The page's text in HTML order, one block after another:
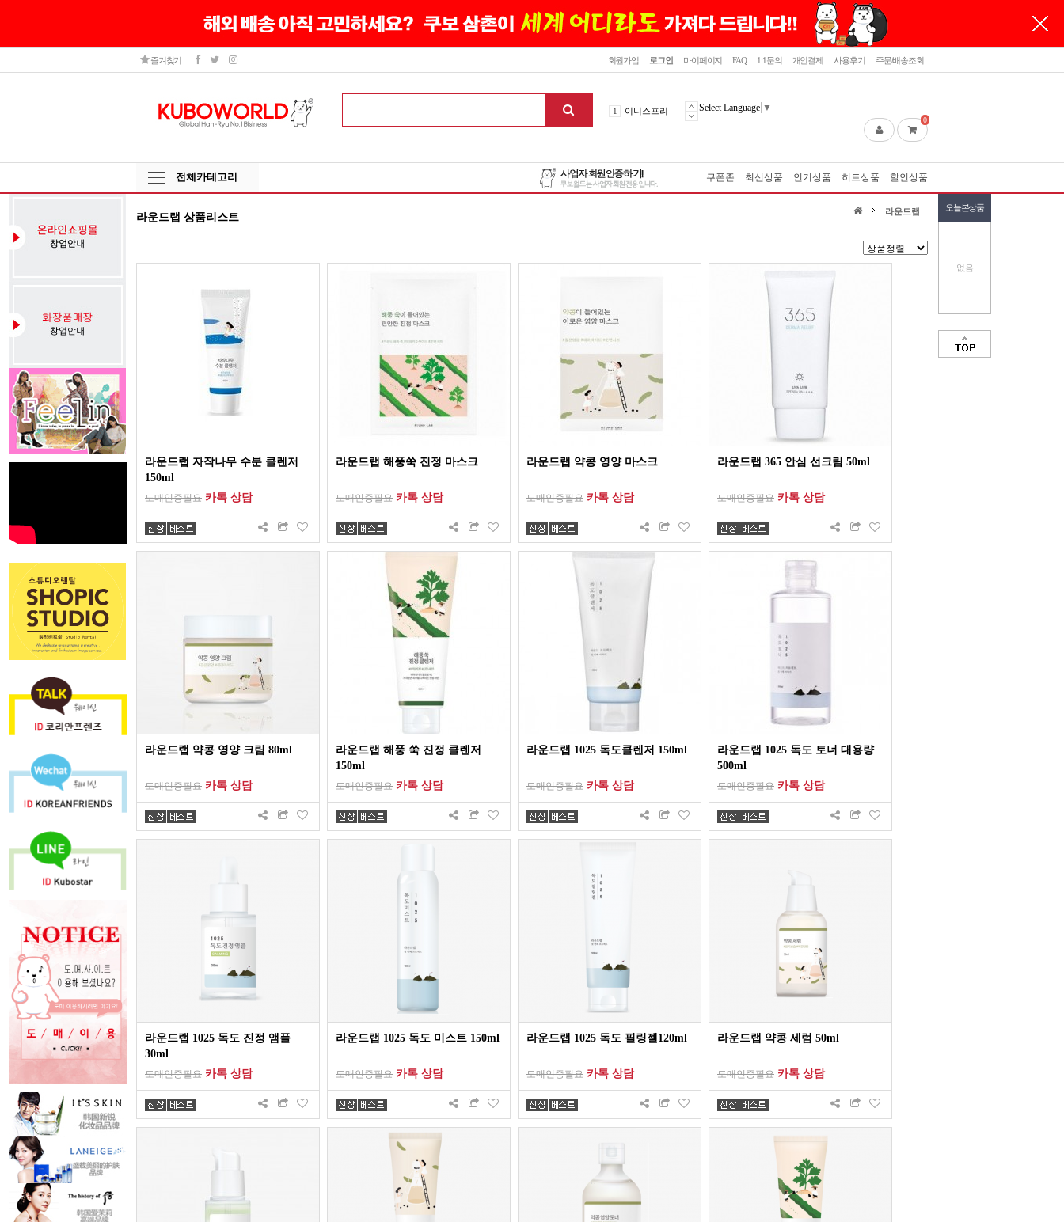
닫기
회원가입 로그인 마이페이지 FAQ 1:1문의 개인결제 사용후기 주문/배송조회
즐겨찾기
10 최신상품
2 설화수
5 라네즈
6 헤라
Select Language ▼
0
전체카테고리 쿠폰존 최신상품 인기상품 히트상품 할인상품
라운드랩 상품리스트
오늘본상품
없음
맨위로
라운드랩
라운드랩 자작나무 수분 클렌저
150ml
도매인증필요 카톡 상담
라운드랩 해풍쑥 진정 마스크
도매인증필요 카톡 상담
라운드랩 약콩 영양 마스크
도매인증필요 카톡 상담
라운드랩 365 안심 선크림 50ml
도매인증필요 카톡 상담
라운드랩 약콩 영양 크림 80ml
도매인증필요 카톡 상담
라운드랩 해풍 쑥 진정 클렌저
150ml
도매인증필요 카톡 상담
라운드랩 1025 독도클렌저 150ml
도매인증필요 카톡 상담
라운드랩 1025 독도 토너 대용량
500ml
도매인증필요 카톡 상담
라운드랩 1025 독도 진정 앰플
30ml
도매인증필요 카톡 상담
라운드랩 1025 독도 미스트 150ml
도매인증필요 카톡 상담
라운드랩 1025 독도 필링젤120ml
도매인증필요 카톡 상담
라운드랩 약콩 세럼 50ml
도매인증필요 카톡 상담